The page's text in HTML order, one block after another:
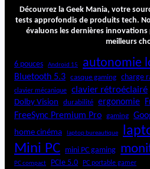
2
:
U
o
r
t
a
b
e
a
b
Découvrez la Geek Mania, votre
tests approfondis de produits tech.
évaluons les dernières innovations
meilleurs
6 pouces Android 15 autonomie
Bluetooth 5.3 casque gaming charge
clavier mécanique clavier rétroéclairé
Dolby Vision durabilité ergonomie
FreeSync Premium Pro
gaming
home cinéma laptop bureautique
Mini PC mini PC gaming
PC compact PCIe 5.0 PC portable gamer